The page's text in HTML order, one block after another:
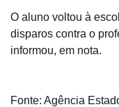
O aluno voltou à
disparos contra o
informou, em nota.
Fonte: Agência